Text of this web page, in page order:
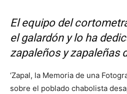
El equipo del
el galardón y lo ha
zapaleños y zapaleñas
‘Zapal, la Memoria de una
sobre el poblado chabolista